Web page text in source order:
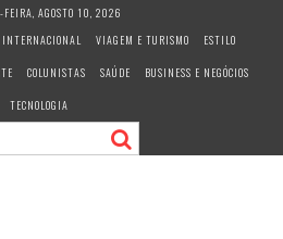
FEIRA, AGOSTO 10, 2026
INTERNACIONAL VIAGEM E TURISMO
ESTILO
COLUNISTAS SAÚDE
BUSINESS E NEGÓCIOS
TECNOLOGIA